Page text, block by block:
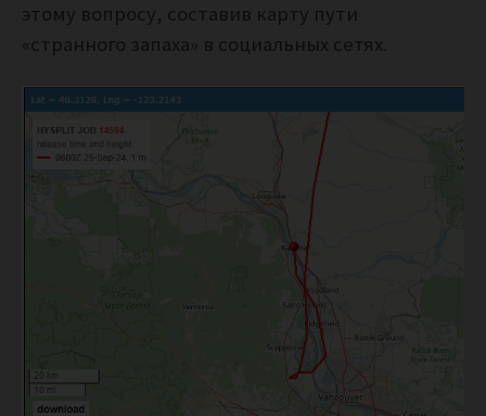
этому вопросу, составив карту пути
«странного запаха» в социальных сетях.